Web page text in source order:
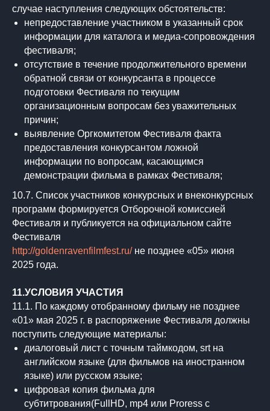
случае наступления следующих обстоятельств:
непредоставление участником в указанный срок
информации для каталога и медиа-сопровождения
фестиваля;
отсутствие в течение продолжительного времени
обратной связи от конкурсанта в процессе
подготовки Фестиваля по текущим
организационным вопросам без уважительных
причин;
выявление Оргкомитетом Фестиваля факта
предоставления конкурсантом ложной
информации по вопросам, касающимся
демонстрации фильма в рамках Фестиваля;
10.7. Список участников конкурсных и внеконкурсных
программ формируется Отборочной комиссией
Фестиваля и публикуется на официальном сайте
Фестиваля
http://goldenravenfilmfest.ru/не позднее «05» июня
2025 года.
11.УСЛОВИЯ УЧАСТИЯ
11.1. По каждому отобранному фильму не позднее
«01» мая 2025 г. в распоряжение Фестиваля должны
поступить следующие материалы:
диалоговый лист с точным таймкодом, srt на
английском языке (для фильмов на иностранном
языке) или русском языке;
цифровая копия фильма для
субтитрования(FullHD, mp4 или Proress с